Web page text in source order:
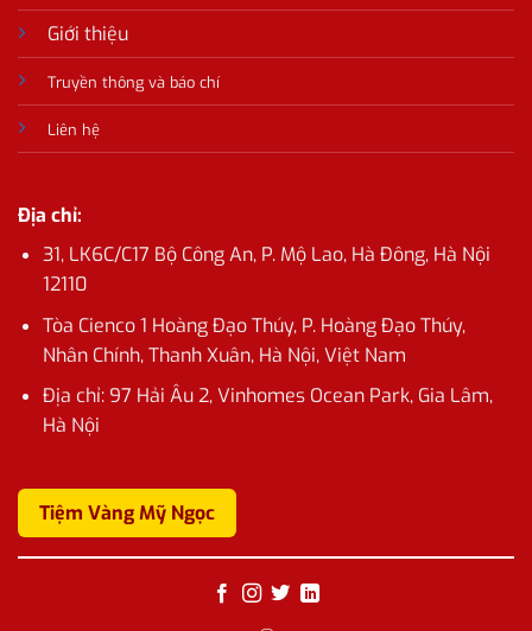
Giới thiệu
Truyền thông và báo chí
Liên hệ
Địa chỉ:
31, LK6C/C17 Bộ Công An, P. Mộ Lao, Hà Đông, Hà Nội
12110
Tòa Cienco 1 Hoàng Đạo Thúy, P. Hoàng Đạo Thúy,
Nhân Chính, Thanh Xuân, Hà Nội, Việt Nam
Địa chỉ: 97 Hải Âu 2, Vinhomes Ocean Park, Gia Lâm,
Hà Nội
Tiệm Vàng Mỹ Ngọc